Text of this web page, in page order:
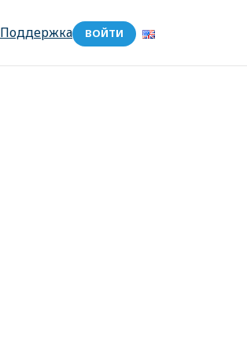
Поддержка ВОЙТИ